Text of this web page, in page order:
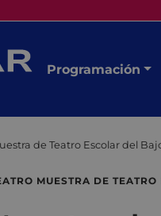
Programación
de Teatro Escolar del
MUESTRA DE